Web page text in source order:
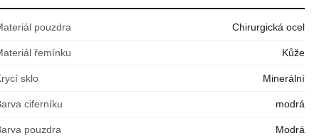
pouzdra Chirurgická ocel
řemínku Kůže
sklo Minerální
ciferníku modrá
pouzdra Modrá